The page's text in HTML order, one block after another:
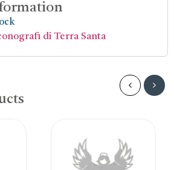
di Terra Santa